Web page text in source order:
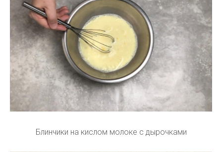
Блинчики на кислом молоке с дырочками